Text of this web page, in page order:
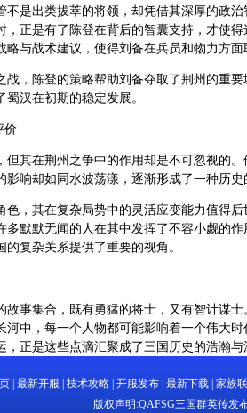
是出类拔萃的将领，却凭借其深厚的政治
，正是有了陈登在背后的智囊支持，才使
与战术建议，使得刘备在兵员和物力方面
陈登的策略帮助刘备夺取了荆州的重要
汉在初期的稳定发展。
价
在荆州之争中的作用却是不可忽视的。
响却如同水波荡漾，逐渐形成了一种历史
其在复杂局势中的灵活应变能力值得后
多默默无闻的人在其中发挥了不容小觑的
复杂关系提供了重要的视角。
集合，既有勇猛的将士，又有智计谋士
中，每一个人物都可能影响着一个伟大时
正是这些点滴汇聚成了三国历史的浩瀚与
最新开服 技术攻略 开服发布 最新下载 家族
版权声明:QAFSG三国群英传发